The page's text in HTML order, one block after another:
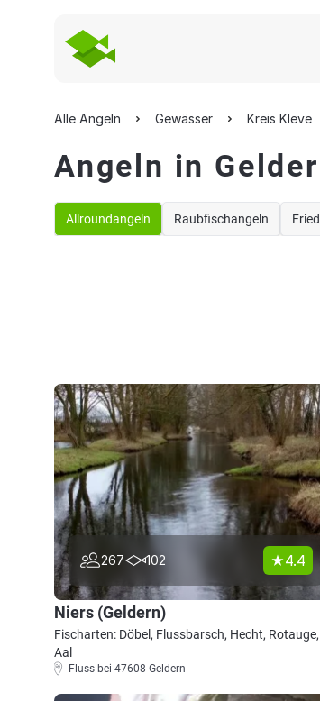
Alle Angeln Gewässer Kreis Kleve
Angeln in
Allroundangeln Raubfischangeln
267 102 4.4
Niers (Geldern)
Fischarten: Döbel, Flussbarsch, Hecht, Rotauge,
Aal
Fluss bei 47608 Geldern